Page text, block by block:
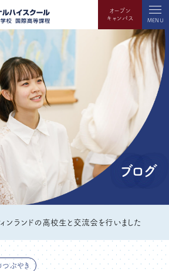
オープン
キャンパス
MENU
ブログ
ィンランドの高校生と交流会を行いました
ぶやき